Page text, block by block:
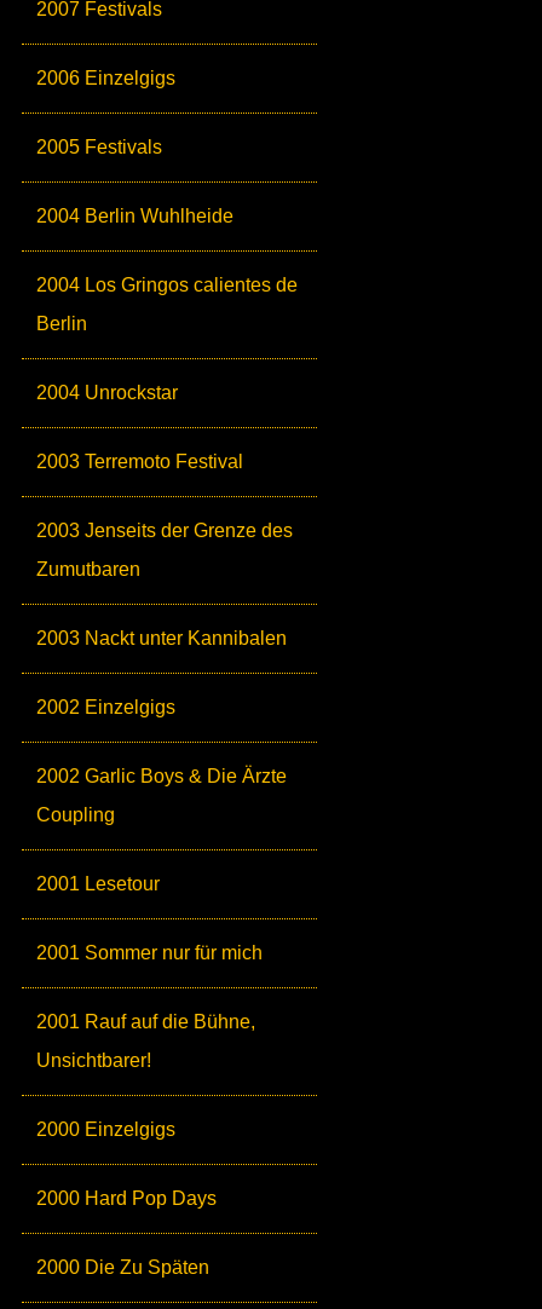
2007 Festivals
2006 Einzelgigs
2005 Festivals
2004 Berlin Wuhlheide
2004 Los Gringos calientes de
Berlin
2004 Unrockstar
2003 Terremoto Festival
2003 Jenseits der Grenze des
Zumutbaren
2003 Nackt unter Kannibalen
2002 Einzelgigs
2002 Garlic Boys & Die Ärzte
Coupling
2001 Lesetour
2001 Sommer nur für mich
2001 Rauf auf die Bühne,
Unsichtbarer!
2000 Einzelgigs
2000 Hard Pop Days
2000 Die Zu Späten